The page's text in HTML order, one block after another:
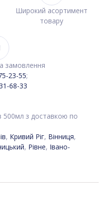
Широкий асортимент
товару
замовлення
23-55;
68-33
500мл з доставкою по
, Кривий Ріг, Вінниця,
, Рівне, Івано-